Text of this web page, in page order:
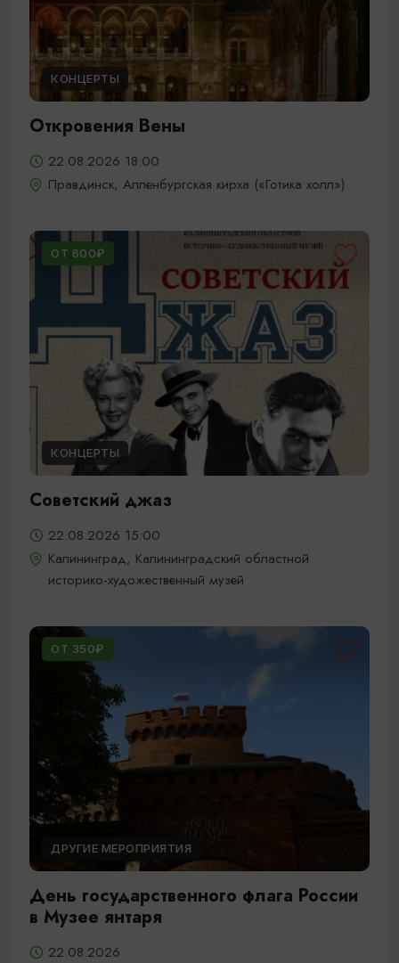
КОНЦЕРТЫ
Откровения Вены
22.08.2026 18:00
Правдинск, Алленбургская кирха («Готика холл»)
ОТ 600₽
КОНЦЕРТЫ
Советский джаз
22.08.2026 15:00
Калининград, Калининградский областной
историко-художественный музей
ОТ 350₽
ДРУГИЕ МЕРОПРИЯТИЯ
День государственного флага России
в Музее янтаря
22.08.2026